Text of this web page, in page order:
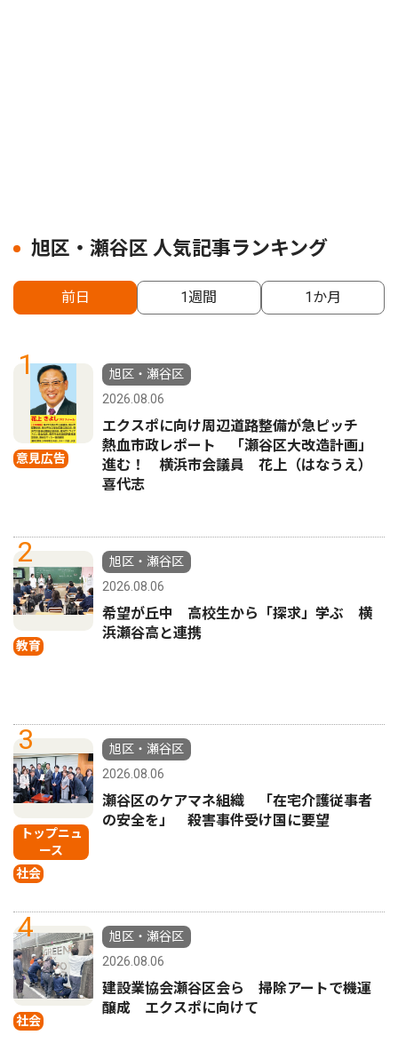
旭区・瀬谷区 人気記事ランキング
前日 1週間 1か月
1
意見広告
旭区・瀬谷区
2026.08.06
エクスポに向け周辺道路整備が急ピッチ
熱血市政レポート 「瀬谷区大改造計画」
進む！ 横浜市会議員 花上（はなうえ）
喜代志
2
教育
旭区・瀬谷区
2026.08.06
希望が丘中 高校生から「探求」学ぶ 横
浜瀬谷高と連携
3
トップニュ
ース
社会
旭区・瀬谷区
2026.08.06
瀬谷区のケアマネ組織 「在宅介護従事者
の安全を」 殺害事件受け国に要望
4
社会
旭区・瀬谷区
2026.08.06
建設業協会瀬谷区会ら 掃除アートで機運
醸成 エクスポに向けて